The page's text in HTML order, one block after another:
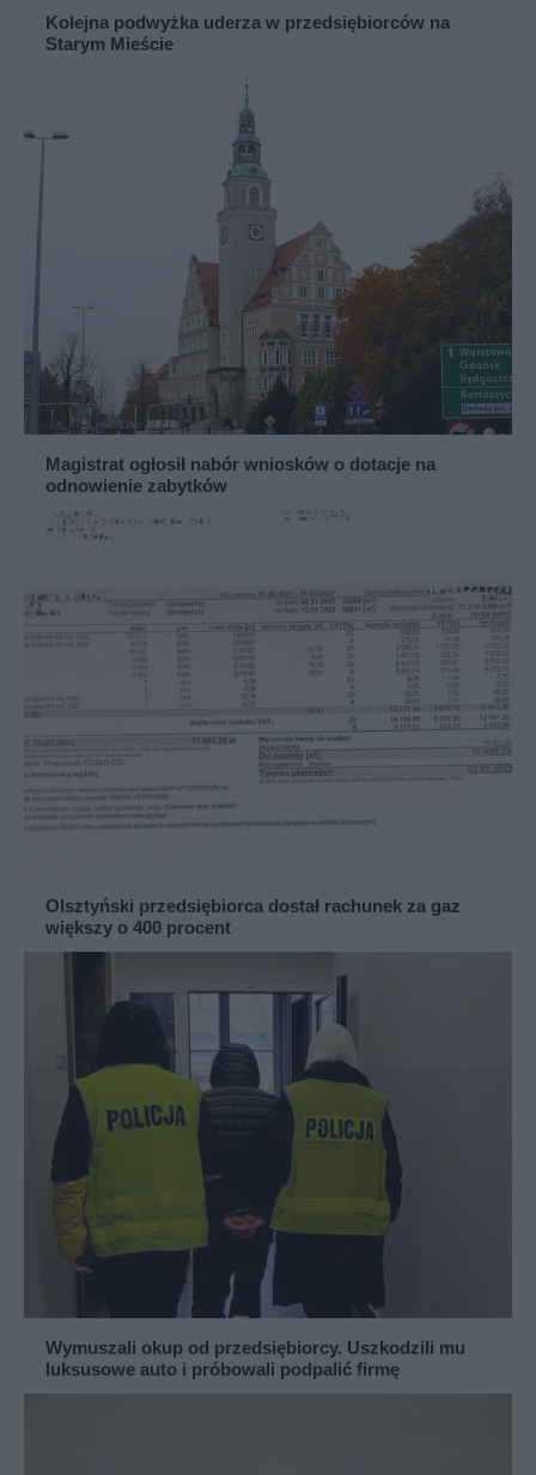
Kolejna podwyżka uderza w przedsiębiorców na
Starym Mieście
Magistrat ogłosił nabór wniosków o dotacje na
odnowienie zabytków
Olsztyński przedsiębiorca dostał rachunek za gaz
większy o 400 procent
Wymuszali okup od przedsiębiorcy. Uszkodzili mu
luksusowe auto i próbowali podpalić firmę